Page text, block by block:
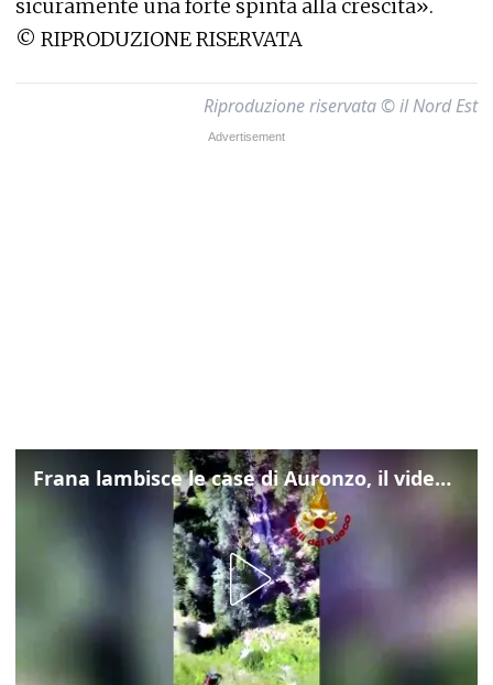
sicuramente una forte spinta alla crescita».
© RIPRODUZIONE RISERVATA
Riproduzione riservata © il Nord Est
Frana lambisce le case di Auronzo, il video dall'elicottero dei vigili del fuoco